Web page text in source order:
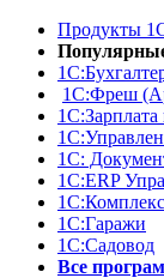
Продукты
1С:Фреш
1С:
1С:ERP
1С:Гаражи
1С:Садовод
Все